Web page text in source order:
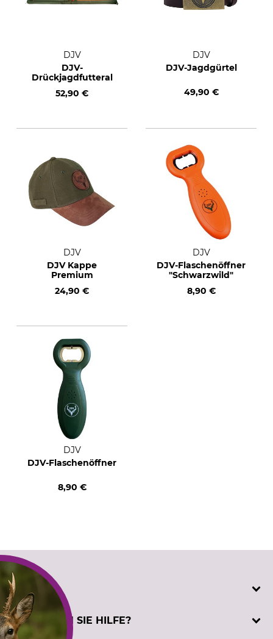
DJV
DJV-
Drückjagdfutteral
52,90 €
DJV
DJV-Jagdgürtel
49,90 €
DJV
DJV Kappe
Premium
24,90 €
DJV
DJV-Flaschenöffner
"Schwarzwild"
8,90 €
DJV
DJV-Flaschenöffner
8,90 €
SERVICE
Katalogbestellung
Kontakt
BENÖTIGEN SIE HILFE?